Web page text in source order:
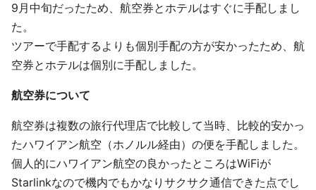
9月中旬だったため、航空券とホテルはすぐに手配しまし
た。
ツアーで手配するよりも個別手配の方が安かったため、航
空券とホテルは個別に手配しました。
航空券について
航空券は複数の旅行代理店で比較して当時、比較的安かっ
たハワイアン航空（ホノルル経由）の便を手配しました。
個人的にハワイアン航空の良かったところはWiFiが
Starlinkなので機内でもかなりサクサク通信できた点でし